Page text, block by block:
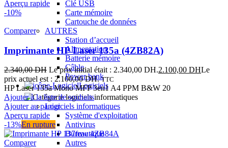
Clé USB
Carte mémoire
Cartouche de données
AUTRES
Station d’accueil
Alimentation
Batterie mémoire
Câble
Power bank
Logiciels
Logiciels informatiques
Système d'exploitation
Antivirus
Bureautique
Autres
Aperçu rapide
-10%
Comparer
Imprimante HP Laser 135a (4ZB82A)
2.340,00DH Le prix initial était : 2.340,00 DH.2.100,00 DHLe
prix actuel est : 2.100,00 DH. TTC
HP Laser 135a Mono MFP 3en1 A4 PPM B&W 20
Ajouter à la liste de souhaits
Ajouter au panier
Aperçu rapide
-13%En rupture
Comparer